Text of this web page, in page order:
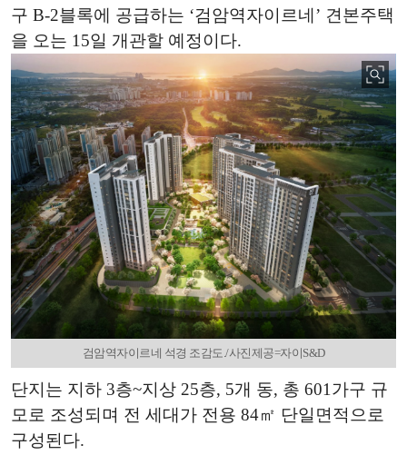
구 B-2블록에 공급하는 ‘검암역자이르네’ 견본주택
을 오는 15일 개관할 예정이다.
검암역자이르네 석경 조감도./사진제공=자이S&D
단지는 지하 3층~지상 25층, 5개 동, 총 601가구 규
모로 조성되며 전 세대가 전용 84㎡ 단일면적으로
구성된다.